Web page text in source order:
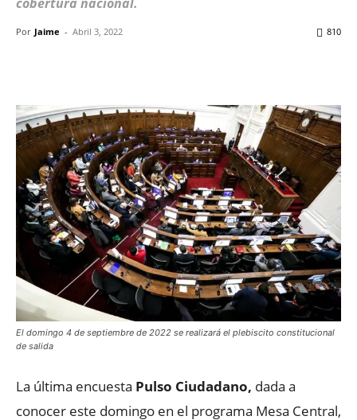
Por Jaime - Abril 3, 2022 810
El domingo 4 de septiembre de 2022 se realizará el plebiscito constitucional
de salida
La última encuesta Pulso Ciudadano, dada a
conocer este domingo en el programa Mesa Central,